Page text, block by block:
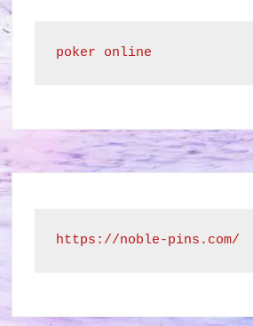
poker online
https://noble-pins.com/